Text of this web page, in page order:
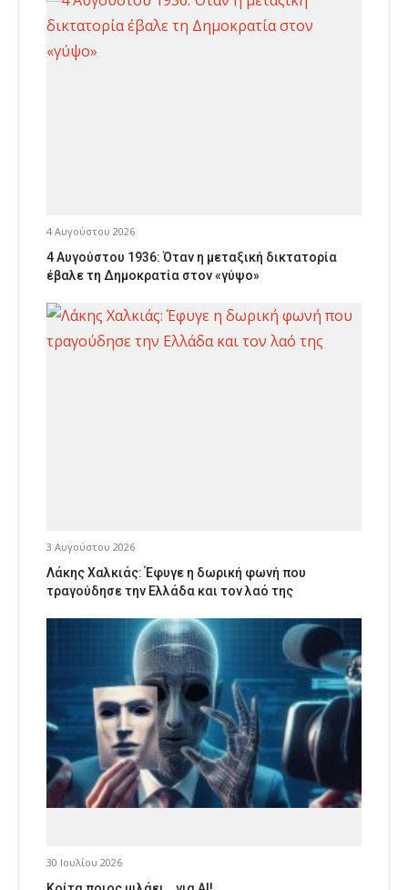
4 Αυγούστου 2026
4 Αυγούστου 1936: Όταν η μεταξική δικτατορία
έβαλε τη Δημοκρατία στον «γύψο»
3 Αυγούστου 2026
Λάκης Χαλκιάς: Έφυγε η δωρική φωνή που
τραγούδησε την Ελλάδα και τον λαό της
30 Ιουλίου 2026